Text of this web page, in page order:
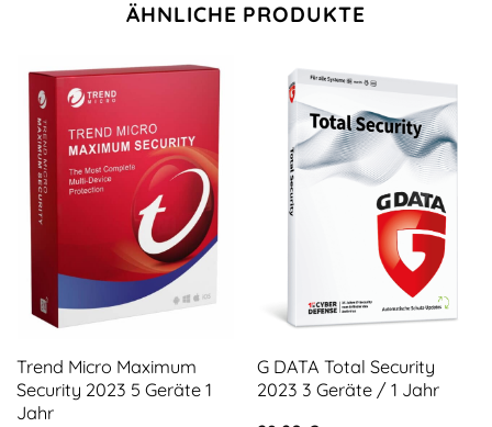
ÄHNLICHE PRODUKTE
Trend Micro Maximum
Security 2023 5 Geräte 1
Jahr
G DATA Total Security
2023 3 Geräte / 1 Jahr